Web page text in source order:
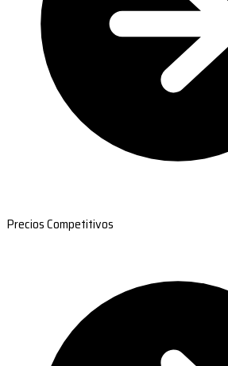
Precios Competitivos